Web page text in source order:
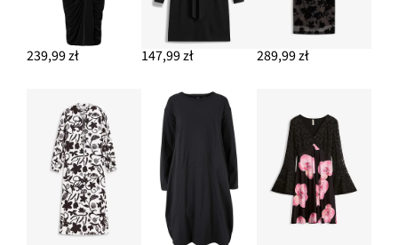
239,99 zł 147,99 zł 289,99 zł